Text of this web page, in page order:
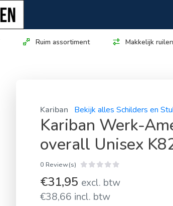
Ruim assortiment Makkelijk
Kariban Bekijk alles Schilders en
Kariban Werk-
overall Unisex
0 Review(s)
€31,95 excl. btw
€38,66 incl. btw